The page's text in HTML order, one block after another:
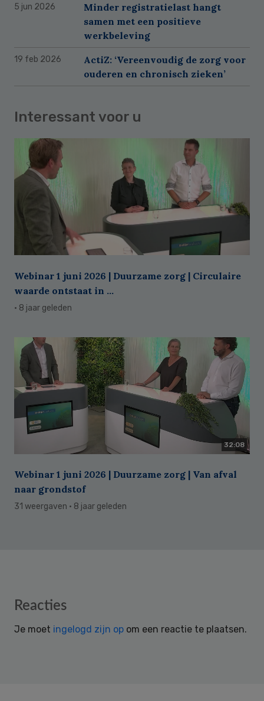
5 jun 2026
Minder registratielast hangt
samen met een positieve
werkbeleving
19 feb 2026
ActiZ: ‘Vereenvoudig de zorg voor
ouderen en chronisch zieken’
Interessant voor u
Webinar 1 juni 2026 | Duurzame zorg | Circulaire
waarde ontstaat in ...
· 8 jaar geleden
32:08
Webinar 1 juni 2026 | Duurzame zorg | Van afval
naar grondstof
31 weergaven · 8 jaar geleden
Reader
Reacties
Je moet ingelogd zijn op om een reactie te plaatsen.